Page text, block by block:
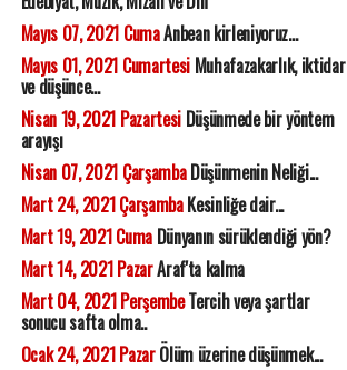
Mayıs 07, 2021 CumaAnbean kirleniyoruz...
Mayıs 01, 2021 CumartesiMuhafazakarlık, iktidar
ve düşünce...
Nisan 19, 2021 PazartesiDüşünmede bir yöntem
arayışı
Nisan 07, 2021 ÇarşambaDüşünmenin Neliği...
Mart 24, 2021 ÇarşambaKesinliğe dair...
Mart 19, 2021 CumaDünyanın sürüklendiği yön?
Mart 14, 2021 PazarAraf'ta kalma
Mart 04, 2021 PerşembeTercih veya şartlar
sonucu safta olma..
Ocak 24, 2021 PazarÖlüm üzerine düşünmek...